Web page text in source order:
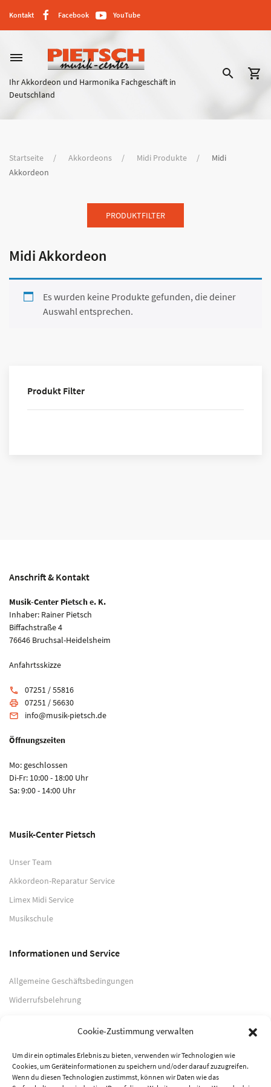
Cookie-Zustimmung verwalten
Um dir ein optimales Erlebnis zu bieten, verwenden wir Technologien wie
Cookies, um Geräteinformationen zu speichern und/oder darauf zuzugreifen.
Wenn du diesen Technologien zustimmst, können wir Daten wie das
Kontakt Facebook YouTube
dehaze
Ihr Akkordeon und Harmonika Fachgeschäft in
Deutschland
search shopping_cart
Startseite Akkordeons Midi Produkte
Midi
Akkordeon
PRODUKTFILTER
Produkt Filter
Midi Akkordeon
Es wurden keine Produkte gefunden, die deiner
Auswahl entsprechen.
Anschrift & Kontakt
Musik-Center Pietsch e. K.
Inhaber: Rainer Pietsch
Biffachstraße 4
76646 Bruchsal-Heidelsheim
Anfahrtsskizze
phone 07251 / 55816
print 07251 / 56630
email info@musik-pietsch.de
Öffnungszeiten
Mo: geschlossen
Di-Fr: 10:00 - 18:00 Uhr
Sa: 9:00 - 14:00 Uhr
Musik-Center Pietsch
Unser Team
Akkordeon-Reparatur Service
Limex Midi Service
Musikschule
Informationen und Service
Allgemeine Geschäftsbedingungen
Widerrufsbelehrung
Datenschutzerklärung
Zahlungsarten